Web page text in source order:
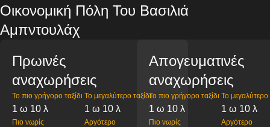
Οικονομική Πόλη Του Βασιλιά
Αμπντουλάχ
Πρωινές
αναχωρήσεις
Το πιο γρήγορο ταξίδι
1 ω 10 λ
Το μεγαλύτερο ταξίδι
1 ω 10 λ
Πιο νωρίς Αργότερο
Απογευματινές
αναχωρήσεις
Το πιο γρήγορο ταξίδι
1 ω 10 λ
Το μεγαλύτερο
1 ω 10 λ
Πιο νωρίς Αργότερο